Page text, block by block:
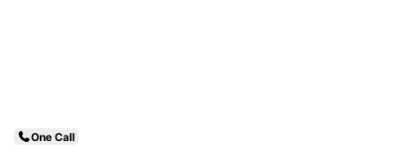
One Call